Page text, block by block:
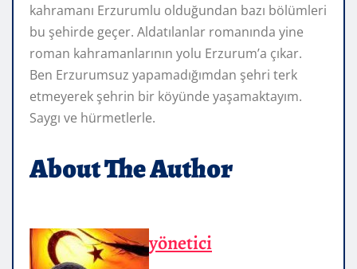
kahramanı Erzurumlu olduğundan bazı bölümleri
bu şehirde geçer. Aldatılanlar romanında yine
roman kahramanlarının yolu Erzurum’a çıkar.
Ben Erzurumsuz yapamadığımdan şehri terk
etmeyerek şehrin bir köyünde yaşamaktayım.
Saygı ve hürmetlerle.
About The Author
yönetici